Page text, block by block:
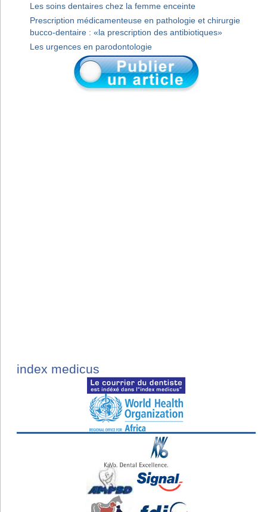
Les soins dentaires chez la femme enceinte
Prescription médicamenteuse en pathologie et chirurgie
bucco-dentaire : «la prescription des antibiotiques»
Les urgences en parodontologie
index medicus